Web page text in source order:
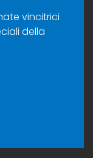
vincitrici
della